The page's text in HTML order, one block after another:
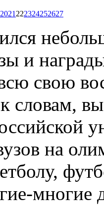
2021 222324252627
и
всю свою
к словам,
на
многие